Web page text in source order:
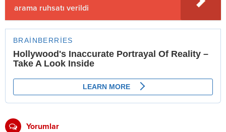
arama ruhsatı verildi
Yorumlar